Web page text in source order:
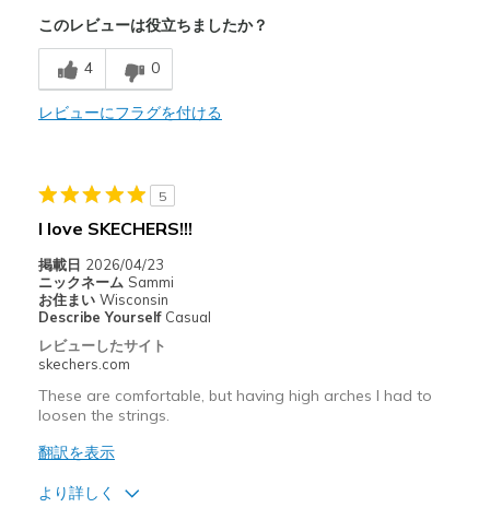
Breathe Well
Comfortable
Stylish
Casual Wear
Width
Feels true to width
Sizing
View On Shoes
このレビューは役立ちましたか？
4 0
レビューにフラグを付ける
5
I love SKECHERS!!!
掲載日 2026/04/23
ニックネーム Sammi
お住まい Wisconsin
Describe Yourself Casual
レビューしたサイト
skechers.com
These are comfortable, but having high arches I had to
loosen the strings.
翻訳を表示
より詳しく